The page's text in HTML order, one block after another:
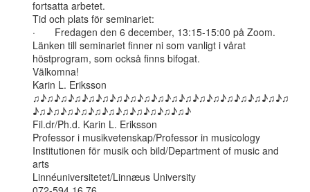
fortsatta arbetet.
Tid och plats för seminariet:
·       Fredagen den 6 december, 13:15-15:00 på Zoom.
Länken till seminariet finner ni som vanligt i vårat
höstprogram, som också finns bifogat.
Välkomna!
Karin L. Eriksson
♫♪♫♪♫♪♫♪♫♪♫♪♫♪♫♪♫♪♫♪♫♪♫♪♫♪♫♪♫♪♫♪♫♪♫♪♫
♪♫♪♫♪♫♪♫♪♫♪♫♪♫♪♫♪♫♪♫♪♫♪
Fil.dr/Ph.d. Karin L. Eriksson
Professor i musikvetenskap/Professor in musicology
Institutionen för musik och bild/Department of music and
arts
Linnéuniversitetet/Linnæus University